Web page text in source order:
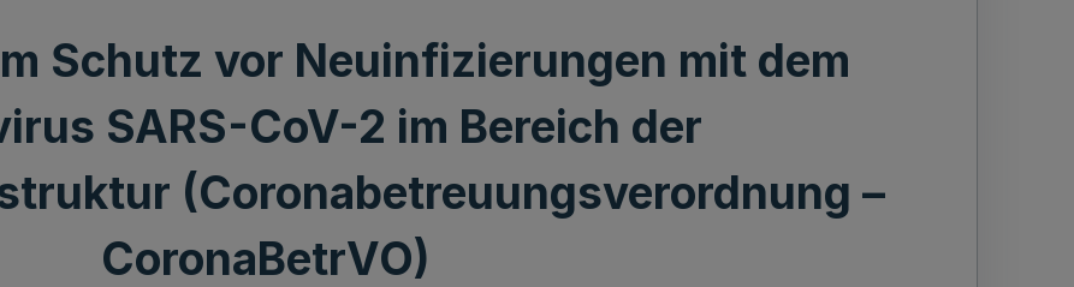
Schutz vor Neuinfizierungen mit dem
SARS-CoV-2 im Bereich der
(Coronabetreuungsverordnung –
CoronaBetrVO)